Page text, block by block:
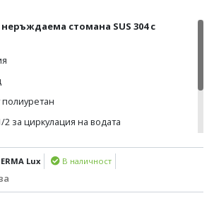
стомана SUS 304 с
за циркулация на водата
Lux В наличност